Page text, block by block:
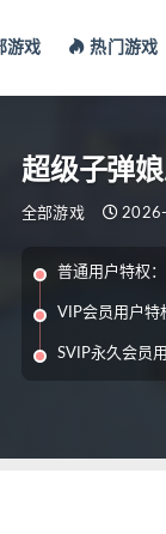
游戏 热门游戏
超级子弹
全部游戏
普通用户特权：
VIP会员用户特
SVIP永久会员